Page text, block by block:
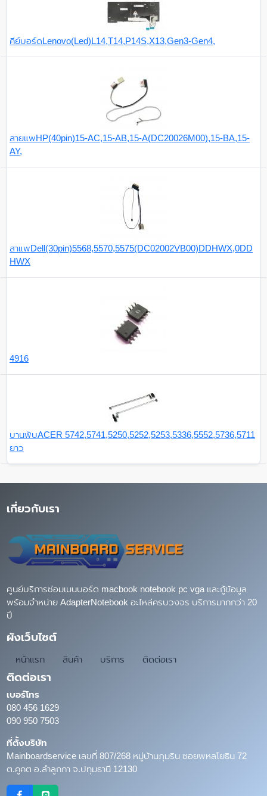
คีย์บอร์ดLenovo(Led)L14,T14,P14S,X13,Gen3-Gen4,
สายแพHP(40pin)15-AC,15-AB,15-A(DC20026M00),15-BA,15-
AY,
สาแพDell(30pin)5568,5570,5575(DC02002VB00)DDHWX,0DD
HWX
4916
บานพับACER 5742,5741,5250,5252,5253,5336,5552,5736,5711
ยาว
เกี่ยวกับเรา
ศูนย์บริการซ่อมเมนบอร์ด macbook notebook pc vga และกู้ข้อมูล
พร้อมจำหน่าย AdapterNotebook อะไหล่ครบวงจร บริการมากกว่า 20
ปี
ผังเว็บไซต์
หน้าแรก สินค้า บริการ ติดต่อเรา
ติดต่อเรา
เบอร์โทร
080 456 1629
090 950 7503
ที่ตั้งบริษัท
Mainboardservice เลขที่ 807/268 หมู่บ้านภุมริน ซอยพหลโยธิน 72
ต.คูคต อ.ลำลูกกา จ.ปทุมธานี 12130